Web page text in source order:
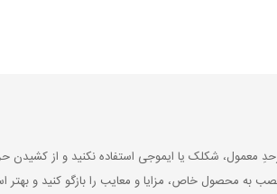
به محصول خاص، مزایا و معایب را بازگو کنید و بهتر